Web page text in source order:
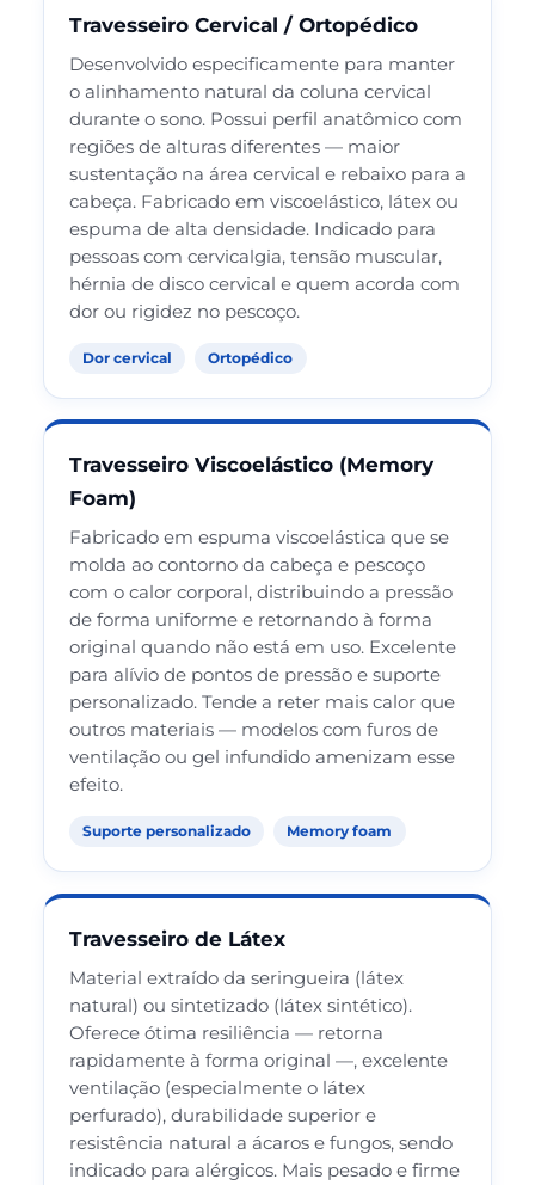
Travesseiro Cervical / Ortopédico
Desenvolvido especificamente para manter
o alinhamento natural da coluna cervical
durante o sono. Possui perfil anatômico com
regiões de alturas diferentes — maior
sustentação na área cervical e rebaixo para a
cabeça. Fabricado em viscoelástico, látex ou
espuma de alta densidade. Indicado para
pessoas com cervicalgia, tensão muscular,
hérnia de disco cervical e quem acorda com
dor ou rigidez no pescoço.
Dor cervical Ortopédico
Travesseiro Viscoelástico (Memory
Foam)
Fabricado em espuma viscoelástica que se
molda ao contorno da cabeça e pescoço
com o calor corporal, distribuindo a pressão
de forma uniforme e retornando à forma
original quando não está em uso. Excelente
para alívio de pontos de pressão e suporte
personalizado. Tende a reter mais calor que
outros materiais — modelos com furos de
ventilação ou gel infundido amenizam esse
efeito.
Suporte personalizado Memory foam
Travesseiro de Látex
Material extraído da seringueira (látex
natural) ou sintetizado (látex sintético).
Oferece ótima resiliência — retorna
rapidamente à forma original —, excelente
ventilação (especialmente o látex
perfurado), durabilidade superior e
resistência natural a ácaros e fungos, sendo
indicado para alérgicos. Mais pesado e firme